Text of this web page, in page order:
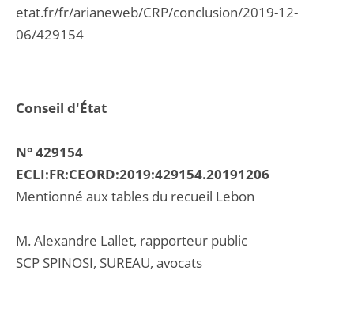
Conseil d'État
N° 429154
ECLI:FR:CEORD:2019:429154.20191206
Mentionné aux tables du recueil Lebon
M. Alexandre Lallet, rapporteur public
SCP SPINOSI, SUREAU, avocats
etat.fr/fr/arianeweb/CRP/conclusion/2019-12-
06/429154